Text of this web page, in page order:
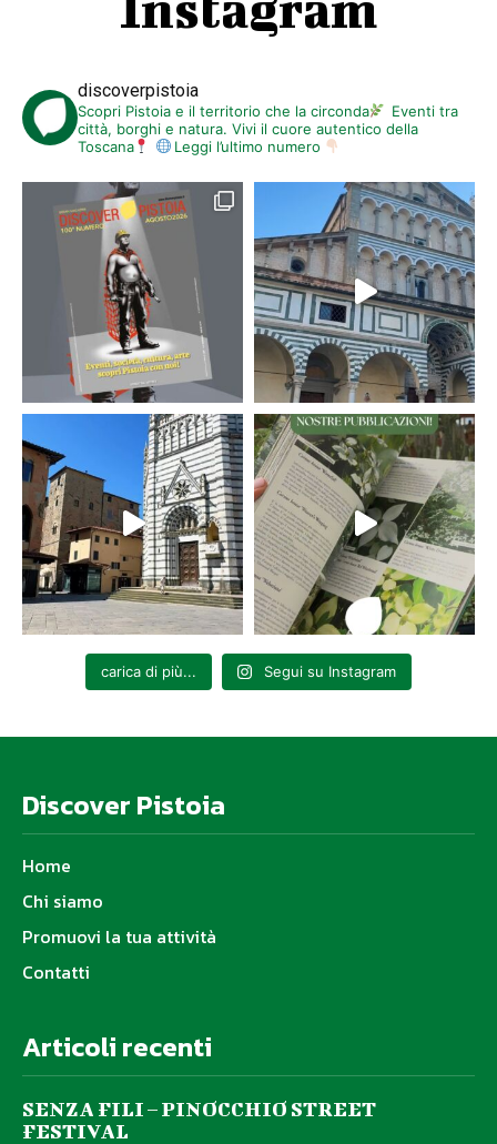
discoverpistoia
Scopri Pistoia e il territorio che la circonda
Eventi tra
città, borghi e natura. Vivi il cuore autentico della
Toscana
Leggi l’ultimo numero
carica di più... Segui su Instagram
Discover Pistoia
Home
Chi siamo
Promuovi la tua attività
Contatti
Articoli recenti
SENZA FILI – PINOCCHIO STREET
FESTIVAL